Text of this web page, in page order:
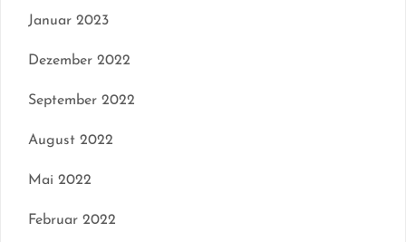
Januar 2023
Dezember 2022
September 2022
August 2022
Mai 2022
Februar 2022